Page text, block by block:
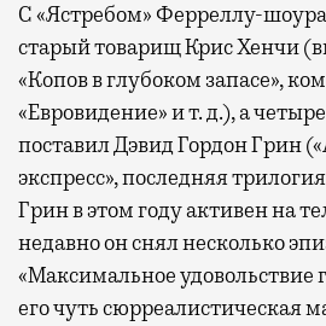
С «Ястребом» Ферреллу-
старый товарищ Крис Хенчи
«Копов в глубоком запасе»,
«Евровидение» и т. д.), а
поставил Дэвид Гордон Грин
экспресс», последняя
Грин в этом году активен на
недавно он снял несколько
«Максимальное удовольствие
его чуть сюрреалистическая